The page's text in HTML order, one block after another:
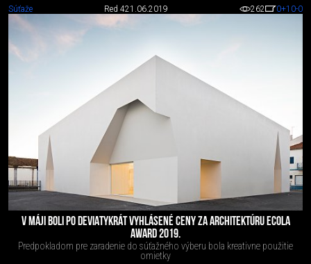
Súťaže Red 421.06.2019 262 0+10-0
V MÁJI BOLI PO DEVIATYKRÁT VYHLÁSENÉ CENY ZA ARCHITEKTÚRU ECOLA
AWARD 2019.
Predpokladom pre zaradenie do súťažného výberu bola kreativne použitie
omietky